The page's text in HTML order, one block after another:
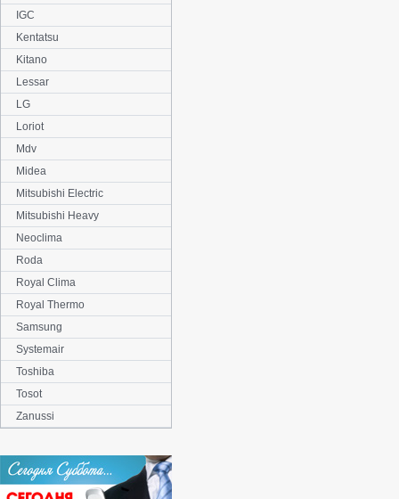
IGC
Kentatsu
Kitano
Lessar
LG
Loriot
Mdv
Midea
Mitsubishi Electric
Mitsubishi Heavy
Neoclima
Roda
Royal Clima
Royal Thermo
Samsung
Systemair
Toshiba
Tosot
Zanussi